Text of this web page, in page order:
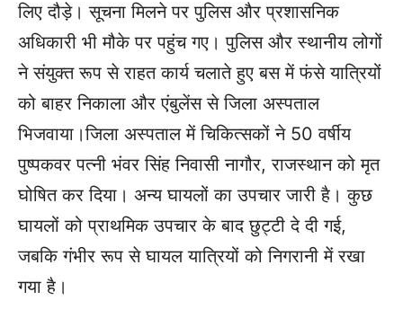
लिए दौड़े। सूचना मिलने पर पुलिस और प्रशासनिक
अधिकारी भी मौके पर पहुंच गए। पुलिस और स्थानीय लोगों
ने संयुक्त रूप से राहत कार्य चलाते हुए बस में फंसे यात्रियों
को बाहर निकाला और एंबुलेंस से जिला अस्पताल
भिजवाया।जिला अस्पताल में चिकित्सकों ने 50 वर्षीय
पुष्पकवर पत्नी भंवर सिंह निवासी नागौर, राजस्थान को मृत
घोषित कर दिया। अन्य घायलों का उपचार जारी है। कुछ
घायलों को प्राथमिक उपचार के बाद छुट्टी दे दी गई,
जबकि गंभीर रूप से घायल यात्रियों को निगरानी में रखा
गया है।